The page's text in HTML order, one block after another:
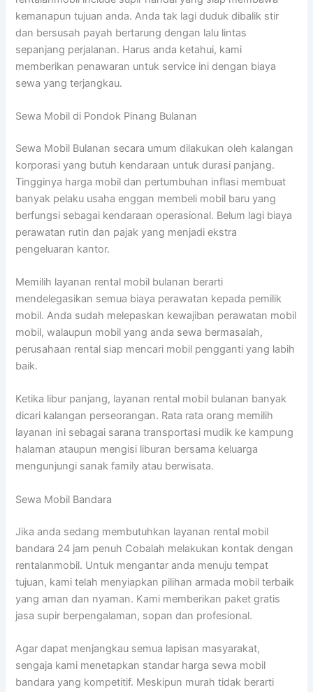
kemanapun tujuan anda. Anda tak lagi duduk dibalik stir
dan bersusah payah bertarung dengan lalu lintas
sepanjang perjalanan. Harus anda ketahui, kami
memberikan penawaran untuk service ini dengan biaya
sewa yang terjangkau.
Sewa Mobil di Pondok Pinang Bulanan
Sewa Mobil Bulanan secara umum dilakukan oleh kalangan
korporasi yang butuh kendaraan untuk durasi panjang.
Tingginya harga mobil dan pertumbuhan inflasi membuat
banyak pelaku usaha enggan membeli mobil baru yang
berfungsi sebagai kendaraan operasional. Belum lagi biaya
perawatan rutin dan pajak yang menjadi ekstra
pengeluaran kantor.
Memilih layanan rental mobil bulanan berarti
mendelegasikan semua biaya perawatan kepada pemilik
mobil. Anda sudah melepaskan kewajiban perawatan mobil
mobil, walaupun mobil yang anda sewa bermasalah,
perusahaan rental siap mencari mobil pengganti yang labih
baik.
Ketika libur panjang, layanan rental mobil bulanan banyak
dicari kalangan perseorangan. Rata rata orang memilih
layanan ini sebagai sarana transportasi mudik ke kampung
halaman ataupun mengisi liburan bersama keluarga
mengunjungi sanak family atau berwisata.
Sewa Mobil Bandara
Jika anda sedang membutuhkan layanan rental mobil
bandara 24 jam penuh Cobalah melakukan kontak dengan
rentalanmobil. Untuk mengantar anda menuju tempat
tujuan, kami telah menyiapkan pilihan armada mobil terbaik
yang aman dan nyaman. Kami memberikan paket gratis
jasa supir berpengalaman, sopan dan profesional.
Agar dapat menjangkau semua lapisan masyarakat,
sengaja kami menetapkan standar harga sewa mobil
bandara yang kompetitif. Meskipun murah tidak berarti